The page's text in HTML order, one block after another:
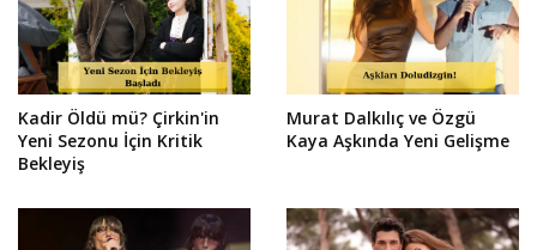
Kadir Öldü mü? Çirkin'in
Yeni Sezonu İçin Kritik
Bekleyiş
Murat Dalkılıç ve Özgü
Kaya Aşkında Yeni Gelişme